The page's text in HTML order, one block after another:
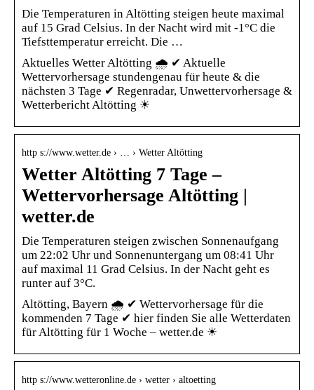
Die Temperaturen in Altötting steigen heute maximal
auf 15 Grad Celsius. In der Nacht wird mit -1°C die
Tiefsttemperatur erreicht. Die …
Aktuelles Wetter Altötting 🌧️ ✔ Aktuelle
Wettervorhersage stundengenau für heute & die
nächsten 3 Tage ✔ Regenradar, Unwettervorhersage &
Wetterbericht Altötting ☀
http s://www.wetter.de › … › Wetter Altötting
Wetter Altötting 7 Tage –
Wettervorhersage Altötting |
wetter.de
Die Temperaturen steigen zwischen Sonnenaufgang
um 22:02 Uhr und Sonnenuntergang um 08:41 Uhr
auf maximal 11 Grad Celsius. In der Nacht geht es
runter auf 3°C.
Altötting, Bayern 🌧️ ✔ Wettervorhersage für die
kommenden 7 Tage ✔ hier finden Sie alle Wetterdaten
für Altötting für 1 Woche – wetter.de ☀
http s://www.wetteronline.de › wetter › altoetting